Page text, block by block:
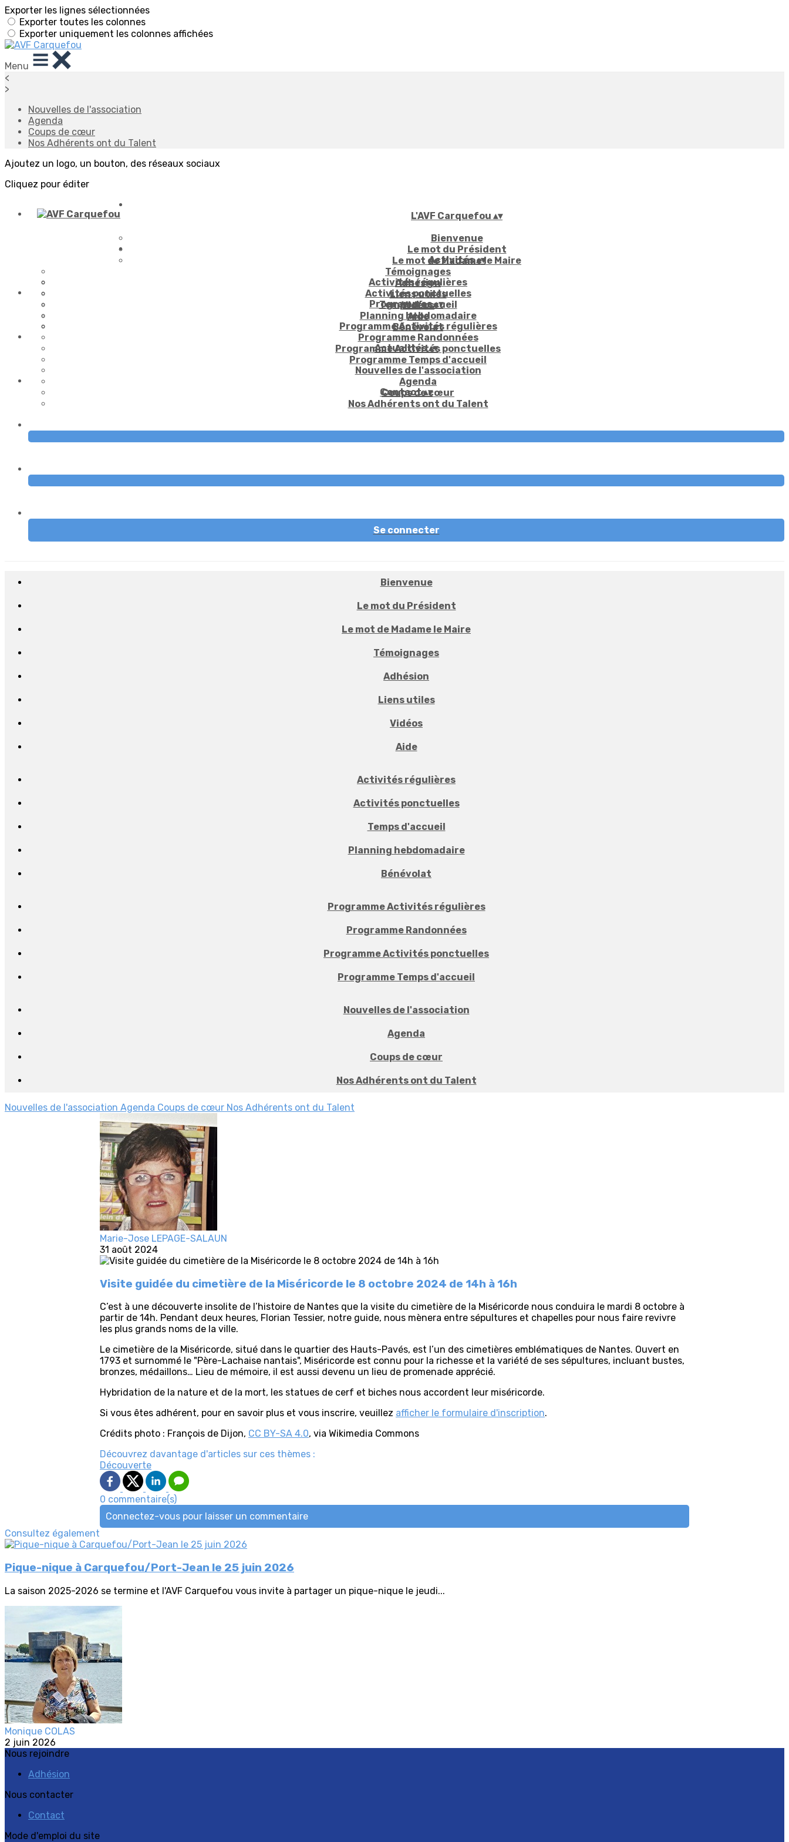
Exporter les lignes sélectionnées
Exporter toutes les colonnes
Exporter uniquement les colonnes affichées
Menu
<
>
Nouvelles de l'association
Agenda
Coups de cœur
Nos Adhérents ont du Talent
Ajoutez un logo, un bouton, des réseaux sociaux
Cliquez pour éditer
L'AVF Carquefou ▴▾
Bienvenue
Le mot du Président
Le mot de Madame le Maire
Témoignages
Adhésion
Liens utiles
Vidéos
Aide
Activités▴▾
Activités régulières
Activités ponctuelles
Temps d'accueil
Planning hebdomadaire
Bénévolat
Programmes▴▾
Programme Activités régulières
Programme Randonnées
Programme Activités ponctuelles
Programme Temps d'accueil
Actualités▴▾
Nouvelles de l'association
Agenda
Coups de cœur
Nos Adhérents ont du Talent
Contact▴▾
Se connecter
Bienvenue
Le mot du Président
Le mot de Madame le Maire
Témoignages
Adhésion
Liens utiles
Vidéos
Aide
Activités régulières
Activités ponctuelles
Temps d'accueil
Planning hebdomadaire
Bénévolat
Programme Activités régulières
Programme Randonnées
Programme Activités ponctuelles
Programme Temps d'accueil
Nouvelles de l'association
Agenda
Coups de cœur
Nos Adhérents ont du Talent
Nouvelles de l'association Agenda Coups de cœur Nos Adhérents ont du Talent
Marie-Jose LEPAGE-SALAUN
31 août 2024
Visite guidée du cimetière de la Miséricorde le 8 octobre 2024 de 14h à 16h
C’est à une découverte insolite de l’histoire de Nantes que la visite du cimetière de la Miséricorde nous conduira le mardi 8 octobre à
partir de 14h. Pendant deux heures, Florian Tessier, notre guide, nous mènera entre sépultures et chapelles pour nous faire revivre
les plus grands noms de la ville.
Le cimetière de la Miséricorde, situé dans le quartier des Hauts-Pavés, est l’un des cimetières emblématiques de Nantes. Ouvert en
1793 et surnommé le "Père-Lachaise nantais", Miséricorde est connu pour la richesse et la variété de ses sépultures, incluant bustes,
bronzes, médaillons… Lieu de mémoire, il est aussi devenu un lieu de promenade apprécié.
Hybridation de la nature et de la mort, les statues de cerf et biches nous accordent leur miséricorde.
Si vous êtes adhérent, pour en savoir plus et vous inscrire, veuillez afficher le formulaire d'inscription.
Crédits photo : François de Dijon, CC BY-SA 4.0, via Wikimedia Commons
Découvrez davantage d'articles sur ces thèmes :
Découverte
0 commentaire(s)
Connectez-vous pour laisser un commentaire
Consultez également
Pique-nique à Carquefou/Port-Jean le 25 juin 2026
La saison 2025-2026 se termine et l'AVF Carquefou vous invite à partager un pique-nique le jeudi...
Monique COLAS
2 juin 2026
Nous rejoindre
Adhésion
Nous contacter
Contact
Mode d'emploi du site